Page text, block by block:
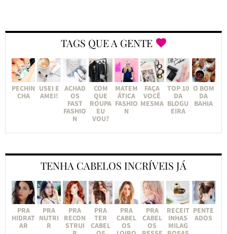
TAGS QUE A GENTE
PECHIN
CHA
USEI E
AMEI!
ACHAD
OS
FAST
FASHIO
N
COM
QUE
ROUPA
EU
VOU?
MATEM
ÁTICA
FASHIO
N
FAÇA
VOCÊ
MESMA
TOP 10
DA
BLOGU
EIRA
O BOM
DA
BAHIA
TENHA CABELOS INCRÍVEIS JÁ
PRA
HIDRAT
AR
PRA
NUTRI
R
PRA
RECON
STRUI
PRA
TER
CABEL
PRA
CABEL
OS
PRA
CABEL
OS
RECEIT
INHAS
MILAG
PENTE
ADOS